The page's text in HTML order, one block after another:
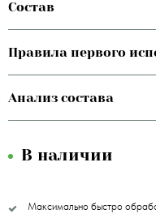
Состав
Правила первого
Анализ состава
В наличии
Максимально быстро